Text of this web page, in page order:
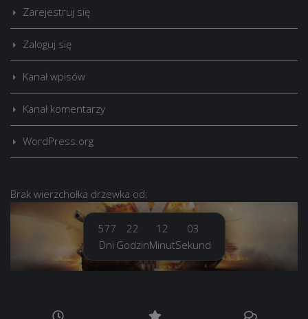
Zarejestruj się
Zaloguj się
Kanał wpisów
Kanał komentarzy
WordPress.org
Brak wierzchołka drzewka od:
577
Dni
22
Godzin
12
Minut
04
Sekund